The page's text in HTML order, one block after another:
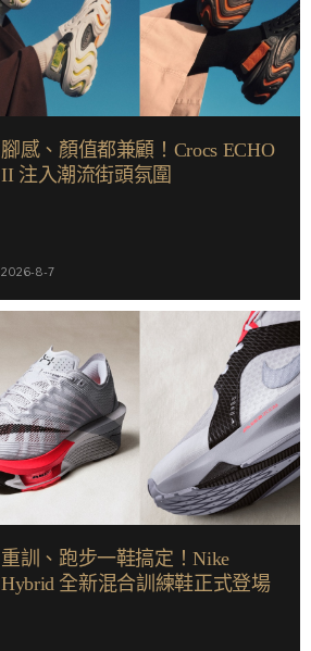
腳感、顏值都兼顧！Crocs ECHO
II 注入潮流街頭氛圍
2026-8-7
重訓、跑步一鞋搞定！Nike
Hybrid 全新混合訓練鞋正式登場